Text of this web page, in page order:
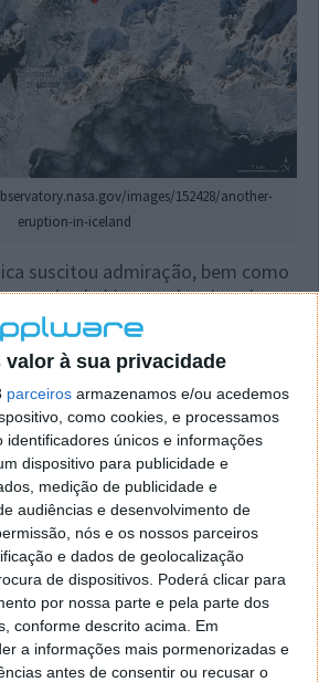
valor à sua privacidade
parceiros armazenamos e/ou acedemos
como cookies, e processamos
identificadores únicos e informações
dispositivo para publicidade e
medição de publicidade e
audiências e desenvolvimento de
nós e os nossos parceiros
e dados de geolocalização
de dispositivos. Poderá clicar para
por nossa parte e pela parte dos
conforme descrito acima. Em
a informações mais pormenorizadas e
antes de consentir ou recusar o
images/152428/another-
eruption-in-iceland
suscitou admiração, bem como
dos habitantes locais e dos
vez que estava a acontecer a norte
de Grindavík, e a leste da central
e do spa geotérmicoBlue
no dia 10 de fevereiro,
avançada de satélite, o
2 (OLI-2) da NASA, a bordo
infravermelhas e visíveis, a
térmica da lava contra a
A lava mais fria expelida em
parece preta em contraste
recentes.